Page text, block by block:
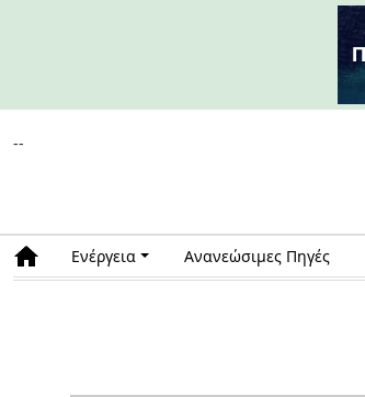
--
Ενέργεια Ανανεώσιμες Πηγές